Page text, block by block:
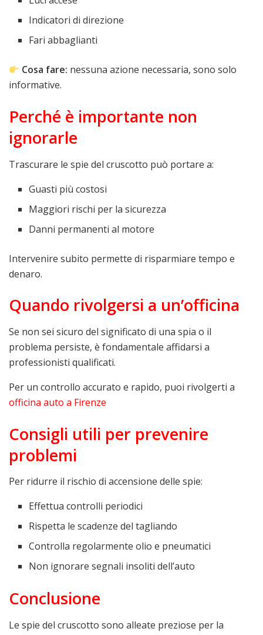
Indicatori di direzione
Fari abbaglianti
Cosa fare: nessuna azione necessaria, sono solo
informative.
Perché è importante non
ignorarle
Trascurare le spie del cruscotto può portare a:
Guasti più costosi
Maggiori rischi per la sicurezza
Danni permanenti al motore
Intervenire subito permette di risparmiare tempo e
denaro.
Quando rivolgersi a un’officina
Se non sei sicuro del significato di una spia o il
problema persiste, è fondamentale affidarsi a
professionisti qualificati.
Per un controllo accurato e rapido, puoi rivolgerti a
officina auto a Firenze
Consigli utili per prevenire
problemi
Per ridurre il rischio di accensione delle spie:
Effettua controlli periodici
Rispetta le scadenze del tagliando
Controlla regolarmente olio e pneumatici
Non ignorare segnali insoliti dell’auto
Conclusione
Le spie del cruscotto sono alleate preziose per la